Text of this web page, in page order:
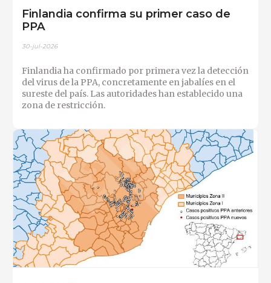
Finlandia confirma su primer caso de
PPA
30-jul-2026
Finlandia ha confirmado por primera vez la detección
del virus de la PPA, concretamente en jabalíes en el
sureste del país. Las autoridades han establecido una
zona de restricción.